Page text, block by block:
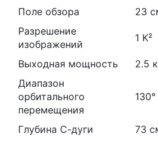
Поле обзора
23
Разрешение
изображений
1 K²
Выходная мощность
2.5
Диапазон
орбитального
перемещения
Глубина С-дуги
73